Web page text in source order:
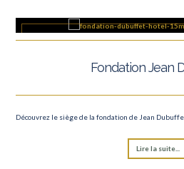
Fondation Jean
Découvrez le siège de la fondation de Jean
Lire la suite...